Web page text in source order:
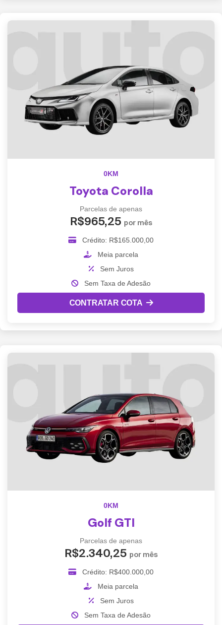
0KM
Toyota Corolla
Parcelas de apenas
R$965,25 por mês
Crédito: R$165.000,00
Meia parcela
Sem Juros
Sem Taxa de Adesão
CONTRATAR COTA
0KM
Golf GTI
Parcelas de apenas
R$2.340,25 por mês
Crédito: R$400.000,00
Meia parcela
Sem Juros
Sem Taxa de Adesão